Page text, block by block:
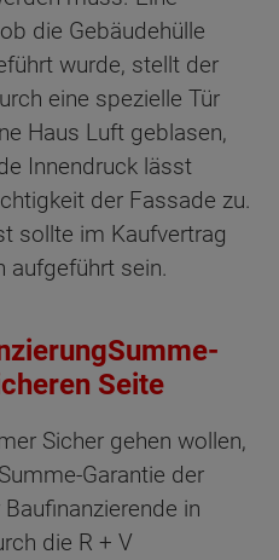
die Gebäudehülle
wurde, stellt der
eine spezielle Tür
Haus Luft geblasen,
Innendruck lässt
der Fassade zu.
sollte im Kaufvertrag
aufgeführt sein.
Seite
Sicher gehen wollen,
Garantie der
in
die R + V